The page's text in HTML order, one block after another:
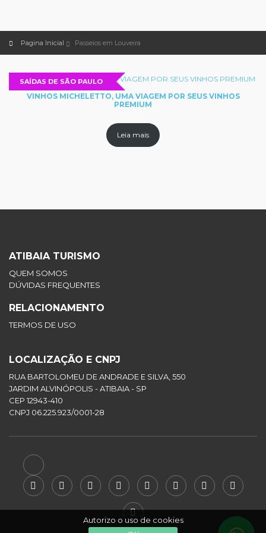
Autorizo o uso de cookies
Pagina Inicial Passeios em Louveira
SAÍDAS DE SÃO PAULO
VINHOS MICHELETTO, UMA VIAGEM POR SEUS VINHOS
PREMIUM
Leia mais
ATIBAIA TURISMO
QUEM SOMOS
DÚVIDAS FREQUENTES
RELACIONAMENTO
TERMOS DE USO
LOCALIZAÇÃO E CNPJ
RUA BARTOLOMEU DE ANDRADE E SILVA, 550
JARDIM ALVINÓPOLIS - ATIBAIA - SP
CEP 12943-410
CNPJ 06.225.923/0001-28